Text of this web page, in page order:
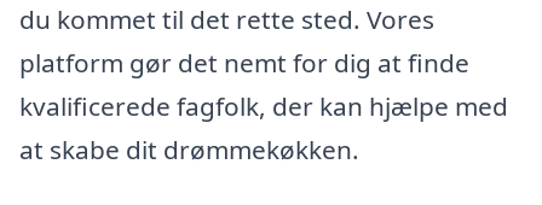
du kommet til det rette sted. Vores
platform gør det nemt for dig at finde
kvalificerede fagfolk, der kan hjælpe med
at skabe dit drømmekøkken.